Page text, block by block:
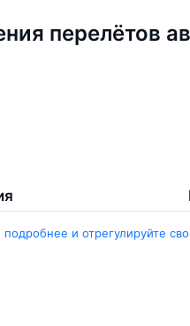
перелётов
подробнее и отрегулируйте